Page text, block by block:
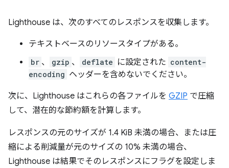
Lighthouse は、次のすべてのレスポンスを収集します。
テキストベースのリソースタイプがある。
br 、 gzip 、 deflate に設定された content-
encoding ヘッダーを含めないでください。
次に、Lighthouse はこれらの各ファイルを GZIP で圧縮
して、潜在的な節約額を計算します。
レスポンスの元のサイズが 1.4 KiB 未満の場合、または圧
縮による削減量が元のサイズの 10% 未満の場合、
Lighthouse は結果でそのレスポンスにフラグを設定しま